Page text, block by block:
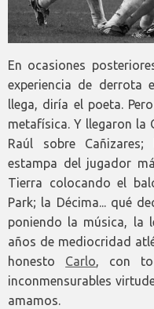
En ocasiones
experiencia de
llega, diría el poeta.
metafísica. Y llegaron la
Raúl sobre
estampa del jugador
Tierra colocando el
Park; la Décima... qué
poniendo la música, la
años de mediocridad
honesto Carlo, con
inconmensurables
amamos.